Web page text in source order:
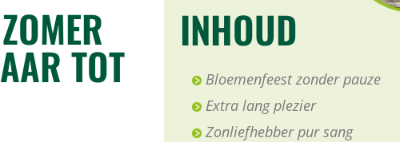
INHOUD
Bloemenfeest zonder pauze
Extra lang plezier
Zonliefhebber pur sang
TOT